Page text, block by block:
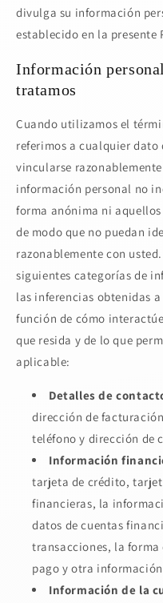
divulga su información
establecido en la
Información
tratamos
Cuando utilizamos el
referimos a cualquier
vincularse
información personal no
forma anónima ni
de modo que no puedan
razonablemente con
siguientes categorías de
las inferencias obtenidas
función de cómo
que resida y de lo que
aplicable:
Detalles de
dirección de
teléfono y dirección de
Información
tarjeta de crédito,
financieras, la
datos de cuentas
transacciones, la
pago y otra
Información de la